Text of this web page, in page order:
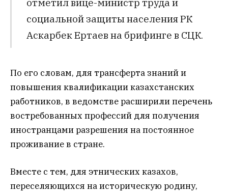
социальной защиты населения РК
Аскарбек Ертаев на брифинге в СЦК.
По его словам, для трансферта знаний и
повышения квалификации казахстанских
работников, в ведомстве расширили перечень
востребованных профессий для получения
иностранцами разрешения на постоянное
проживание в стране.
Вместе с тем, для этнических казахов,
переселяющихся на историческую родину,